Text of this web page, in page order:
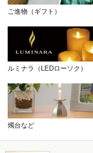
ご進物（ギフト）
ルミナラ（LEDローソク）
燭台など